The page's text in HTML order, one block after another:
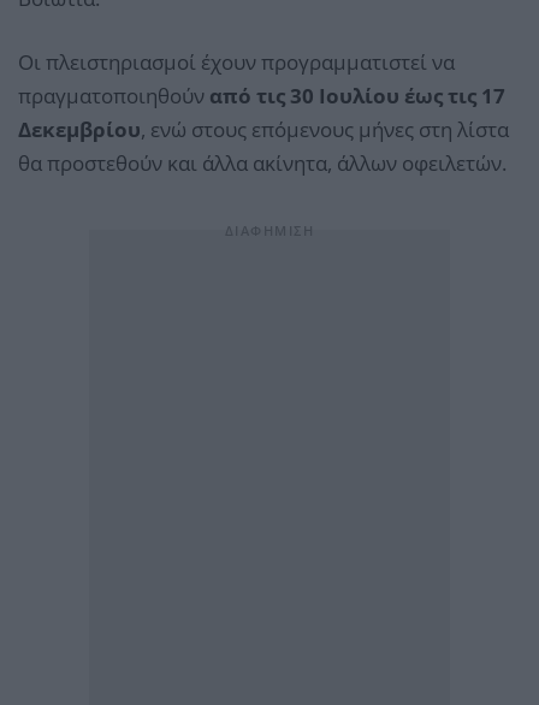
Οι πλειστηριασμοί έχουν προγραμματιστεί να
πραγματοποιηθούν από τις 30 Ιουλίου έως τις 17
Δεκεμβρίου, ενώ στους επόμενους μήνες στη λίστα
θα προστεθούν και άλλα ακίνητα, άλλων οφειλετών.